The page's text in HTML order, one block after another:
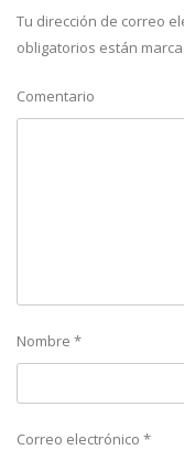
Tu dirección de correo
obligatorios están
Comentario
Nombre *
Correo electrónico *